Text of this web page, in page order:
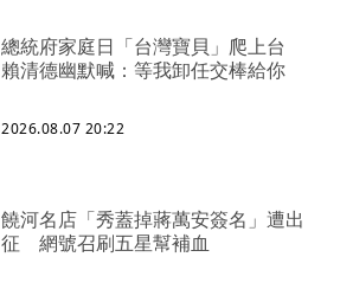
總統府家庭日「台灣寶貝」爬上台
賴清德幽默喊：等我卸任交棒給你
2026.08.07 20:22
饒河名店「秀蓋掉蔣萬安簽名」遭出
征 網號召刷五星幫補血